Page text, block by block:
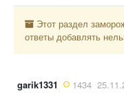
Этот раздел
ответы добавлять
garik1331 1434